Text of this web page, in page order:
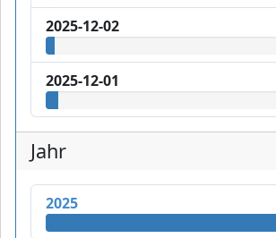
2025-12-02
2025-12-01
Jahr
2025